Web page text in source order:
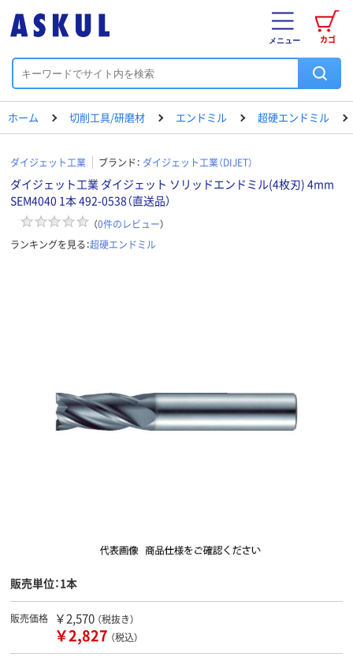
カゴ
メニュー
ホーム 切削工具/研磨材 エンドミル 超硬エンドミル
ダイジェット工業 ブランド： ダイジェット工業（DIJET）
ダイジェット工業 ダイジェット ソリッドエンドミル(4枚刃) 4mm
SEM4040 1本 492-0538（直送品）
（0件のレビュー）
ランキングを見る：超硬エンドミル
販売単位：1本
販売価格 ￥2,570 （税抜き）
￥2,827 （税込）